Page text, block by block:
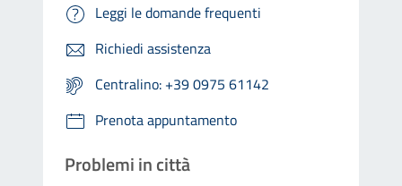
Leggi le domande frequenti
Richiedi assistenza
Centralino: +39 0975 61142
Prenota appuntamento
Problemi in città